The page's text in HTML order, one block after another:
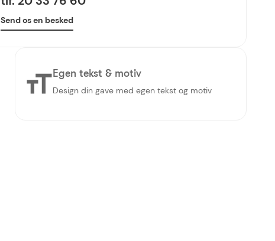
Send os en besked
Egen tekst & motiv
Design din gave med egen tekst og motiv